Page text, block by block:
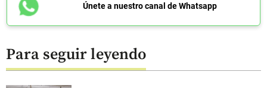
Únete a nuestro canal de Whatsapp
Para seguir leyendo